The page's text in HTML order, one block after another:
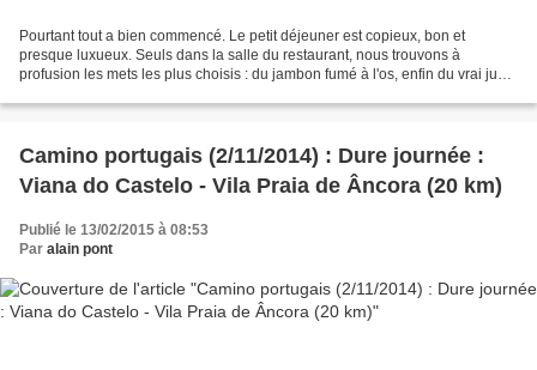
Pourtant tout a bien commencé. Le petit déjeuner est copieux, bon et
presque luxueux. Seuls dans la salle du restaurant, nous trouvons à
profusion les mets les plus choisis : du jambon fumé à l'os, enfin du vrai jus
Camino portugais (2/11/2014) : Dure journée :
Viana do Castelo - Vila Praia de Âncora (20 km)
Publié le 13/02/2015 à 08:53
Par alain pont